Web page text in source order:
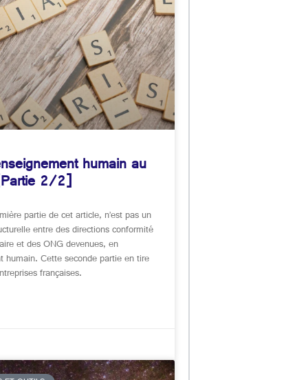
humain au
2/2]
partie de cet article, n’est pas un
entre des directions conformité
et des ONG devenues, en
humain. Cette seconde partie en tire
françaises.